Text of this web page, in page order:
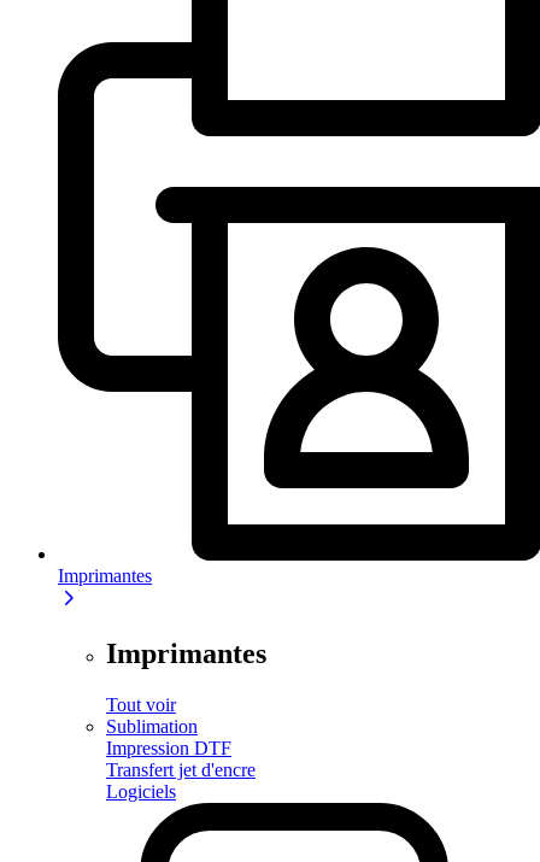
Imprimantes
Imprimantes
Tout voir
Sublimation
Impression DTF
Transfert jet d'encre
Logiciels